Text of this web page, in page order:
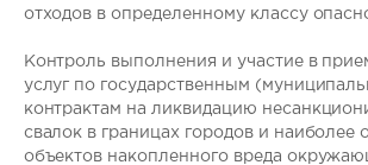
отходов в определенному классу
Контроль выполнения и участие в
услуг по государственным
контрактам на ликвидацию
свалок в границах городов и наиболее
объектов накопленного вреда